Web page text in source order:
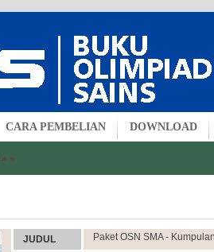
CARA PEMBELIAN DOWNLOAD
» »
JUDUL Paket OSN SMA -